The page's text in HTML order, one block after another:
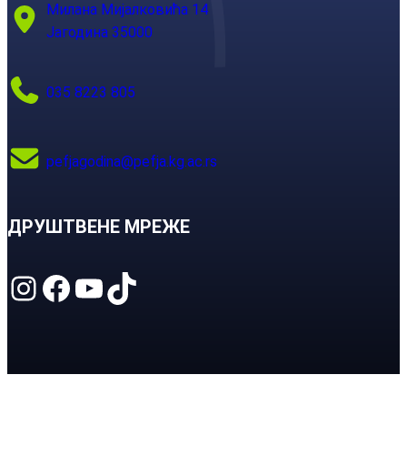
Милана Мијалковића 14
Јагодина 35000
035 8223 805
pefjagodina@pefja.kg.ac.rs
ДРУШТВЕНЕ МРЕЖЕ
Instagram Facebook YouTube TikTok